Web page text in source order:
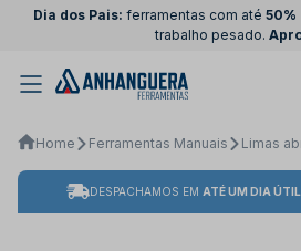
Dia dos Pais: ferramentas com até 50%
trabalho pesado.
Home Ferramentas Manuais Limas
DESPACHAMOS EM ATÉ UM DIA ÚTIL